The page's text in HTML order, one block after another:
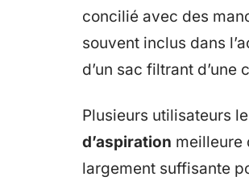
concilié avec des
souvent inclus dans
d’un sac filtrant d’une
Plusieurs utilisateurs
d’aspiration meilleure
largement suffisante